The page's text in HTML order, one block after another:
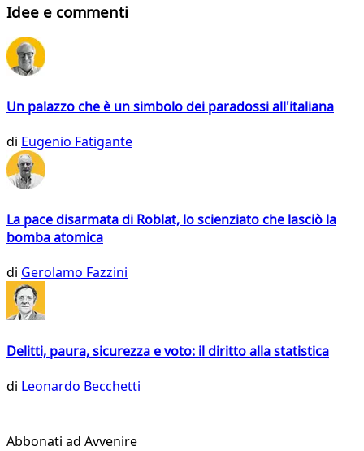
Idee e commenti
Un palazzo che è un simbolo dei paradossi all'italiana
di Eugenio Fatigante
La pace disarmata di Roblat, lo scienziato che lasciò la
bomba atomica
di Gerolamo Fazzini
Delitti, paura, sicurezza e voto: il diritto alla statistica
di Leonardo Becchetti
Abbonati ad Avvenire